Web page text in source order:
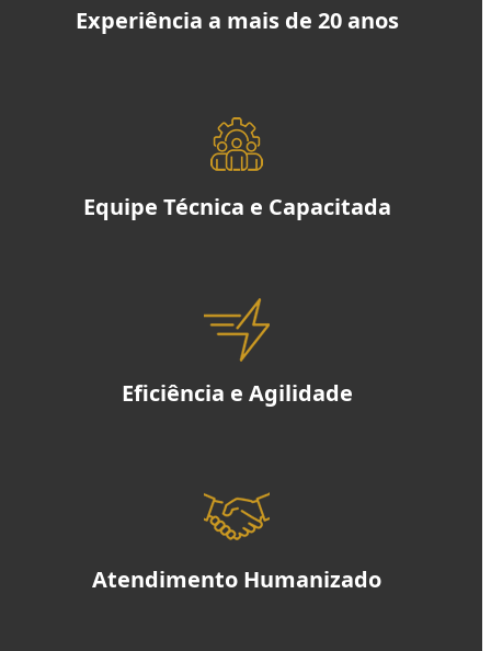
Experiência a mais de 20 anos
Equipe Técnica e Capacitada
Eficiência e Agilidade
Atendimento Humanizado